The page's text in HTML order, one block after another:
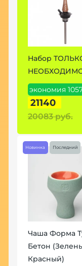
Набор
экономия
21140
20083 руб.
Новинка Последний
Чаша Форма
Бетон
Красный)